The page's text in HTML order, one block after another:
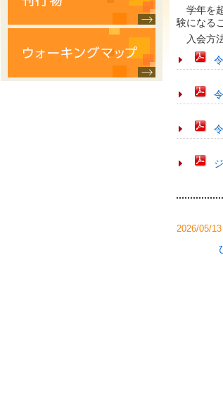
学年を
験になる
入会方
2026/05/13